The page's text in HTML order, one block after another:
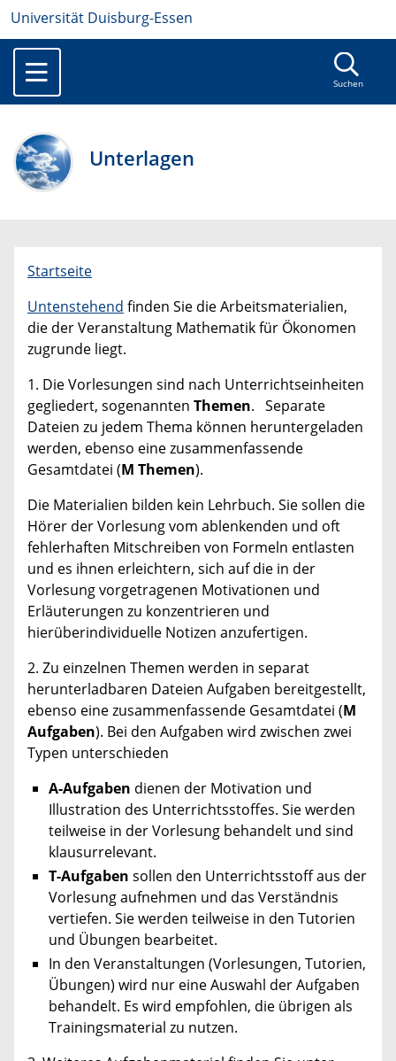
Universität Duisburg-Essen
Suchen
Unterlagen
Startseite
Untenstehend finden Sie die Arbeitsmaterialien,
die der Veranstaltung Mathematik für Ökonomen
zugrunde liegt.
1. Die Vorlesungen sind nach Unterrichtseinheiten
gegliedert, sogenannten Themen. Separate
Dateien zu jedem Thema können heruntergeladen
werden, ebenso eine zusammenfassende
Gesamtdatei (M Themen).
Die Materialien bilden kein Lehrbuch. Sie sollen die
Hörer der Vorlesung vom ablenkenden und oft
fehlerhaften Mitschreiben von Formeln entlasten
und es ihnen erleichtern, sich auf die in der
Vorlesung vorgetragenen Motivationen und
Erläuterungen zu konzentrieren und
hierüberindividuelle Notizen anzufertigen.
2. Zu einzelnen Themen werden in separat
herunterladbaren Dateien Aufgaben bereitgestellt,
ebenso eine zusammenfassende Gesamtdatei (M
Aufgaben). Bei den Aufgaben wird zwischen zwei
Typen unterschieden
A-Aufgaben dienen der Motivation und
Illustration des Unterrichtsstoffes. Sie werden
teilweise in der Vorlesung behandelt und sind
klausurrelevant.
T-Aufgaben sollen den Unterrichtsstoff aus der
Vorlesung aufnehmen und das Verständnis
vertiefen. Sie werden teilweise in den Tutorien
und Übungen bearbeitet.
In den Veranstaltungen (Vorlesungen, Tutorien,
Übungen) wird nur eine Auswahl der Aufgaben
behandelt. Es wird empfohlen, die übrigen als
Trainingsmaterial zu nutzen.